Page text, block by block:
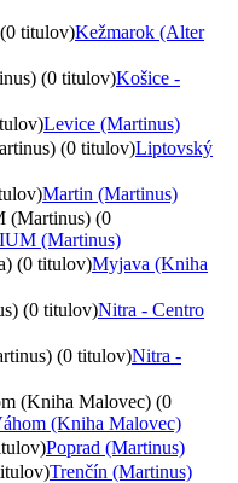
titulov)Kežmarok (Alter
(0 titulov)Košice -
Levice (Martinus)
(0 titulov)Liptovský
Martin (Martinus)
(Martinus) (0
(Martinus)
(0 titulov)Myjava (Kniha
(0 titulov)Nitra - Centro
(0 titulov)Nitra -
(Kniha Malovec) (0
(Kniha Malovec)
Poprad (Martinus)
Trenčín (Martinus)